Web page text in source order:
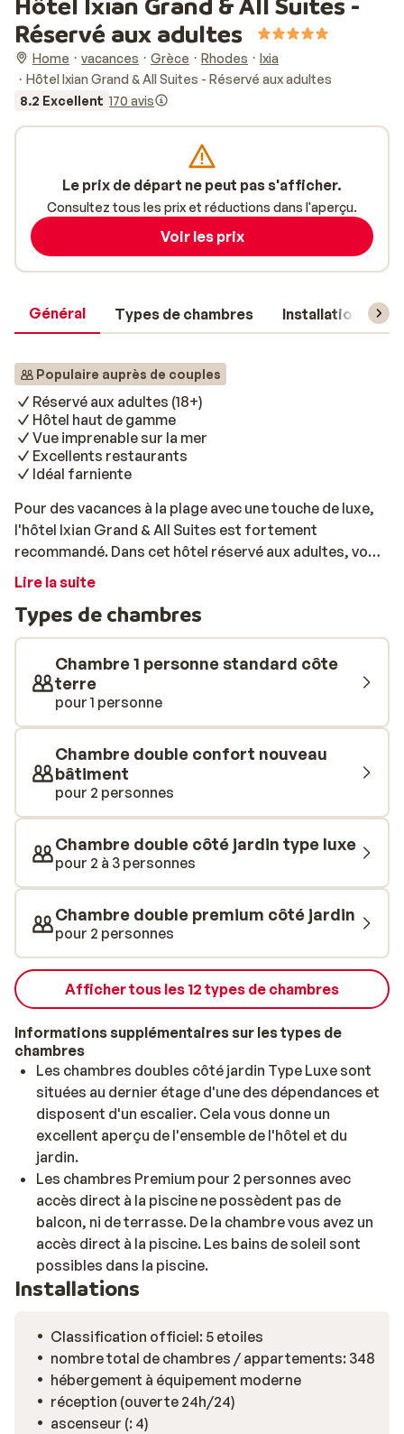
Réservé aux adultes
Home vacances Grèce Rhodes
Ixia
Hôtel Ixian Grand & All Suites - Réservé aux adultes
8.2 Excellent 170 avis
Général Types de chambres Installations
Populaire auprès de couples
Réservé aux adultes (18+)
Hôtel haut de gamme
Vue imprenable sur la mer
Excellents restaurants
Idéal farniente
Pour des vacances à la plage avec une touche de luxe,
l'hôtel Ixian Grand & All Suites est fortement
recommandé. Dans cet hôtel réservé aux adultes, vous
célébrerez vos vacances dans une ambiance luxueuse.
suites, toutes élégantes et modernes. Les chambres
offrent une vue magnifique sur le jardin ou sur la mer.
Les amateurs de plage auront les pieds dans l’eau, elle
est adjacente à l'hôtel. Vous préférez nager à la
piscine? C'est également possible; il y en a deux d'eau
douce avec de belles chaises longues, des parasols.
Des serviettes de bain sont à disposition. Faites un
plongeon dans l'eau et profitez d’un bain
hydromassant. Les amateurs de sport vont être servis;
l’hôtel propose des sports nautiques, comme la
le magnifique spa, pour un moment de détente.
Commandez votre cocktail préféré dans les différents
bars et préparez-vous à savourer de délicieux plats au
restaurant, grâce au programme All inclusive. Quatre
chefs grecs de renom, sélectionnés pour leur vision
unique de la cuisine régionale, revisitent les plats grecs
traditionnels avec une touche contemporaine. Dans ce
voyage gustatif, créativité et authenticité seront au
rendez-vous. Un vrai régal!
Lire la suite
Types de chambres
Chambre 1 personne standard côte
terre
pour 1 personne
Chambre double confort nouveau
bâtiment
pour 2 personnes
Chambre double côté jardin type luxe
pour 2 à 3 personnes
Chambre double premium côté jardin
pour 2 personnes
Afficher tous les 12 types de chambres
Informations supplémentaires sur les types de
chambres
Les chambres doubles côté jardin Type Luxe sont
situées au dernier étage d'une des dépendances et
disposent d'un escalier. Cela vous donne un
excellent aperçu de l'ensemble de l'hôtel et du
jardin.
Les chambres Premium pour 2 personnes avec
accès direct à la piscine ne possèdent pas de
balcon, ni de terrasse. De la chambre vous avez un
accès direct à la piscine. Les bains de soleil sont
possibles dans la piscine.
Installations
Classification officiel: 5 etoiles
nombre total de chambres / appartements: 348
hébergement à équipement moderne
réception (ouverte 24h/24)
ascenseur (: 4)
Le prix de départ ne peut pas s'afficher.
Consultez tous les prix et réductions dans l'aperçu.
Voir les prix